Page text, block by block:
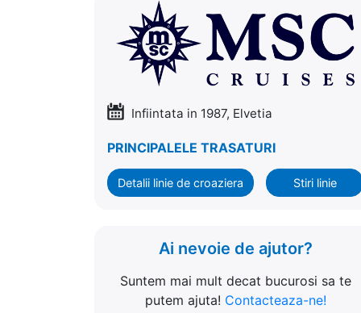
Infiintata in 1987, Elvetia
PRINCIPALELE TRASATURI
Detalii linie de croaziera Stiri linie
Ai nevoie de ajutor?
Suntem mai mult decat bucurosi sa te
putem ajuta! Contacteaza-ne!